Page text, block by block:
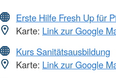
Erste Hilfe Fresh Up für
Karte: Link zur Google
Kurs Sanitätsausbildung
Karte: Link zur Google